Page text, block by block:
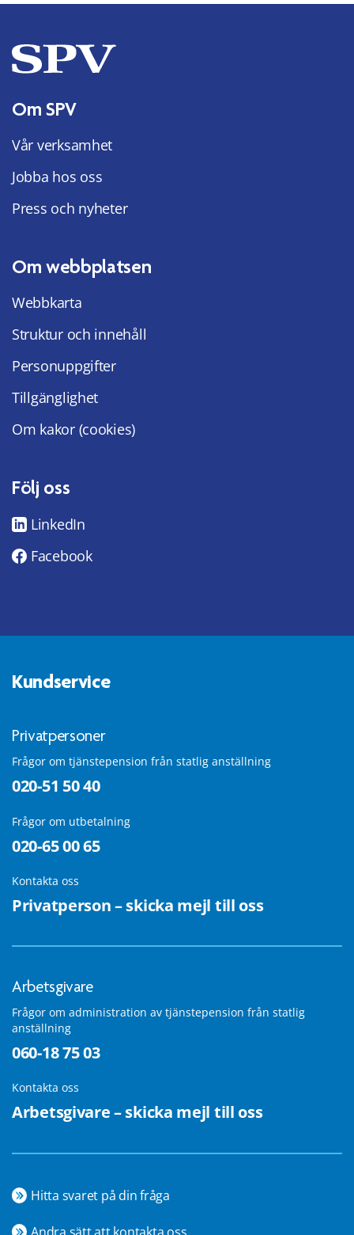
Om SPV
Vår verksamhet
Jobba hos oss
Press och nyheter
Om webbplatsen
Webbkarta
Struktur och innehåll
Personuppgifter
Tillgänglighet
Om kakor (cookies)
Följ oss
LinkedIn
Facebook
Kundservice
Privatpersoner
Frågor om tjänstepension från statlig anställning
020-51 50 40
Frågor om utbetalning
020-65 00 65
Kontakta oss
Privatperson – skicka mejl till oss
Arbetsgivare
Frågor om administration av tjänstepension från statlig
anställning
060-18 75 03
Kontakta oss
Arbetsgivare – skicka mejl till oss
Hitta svaret på din fråga